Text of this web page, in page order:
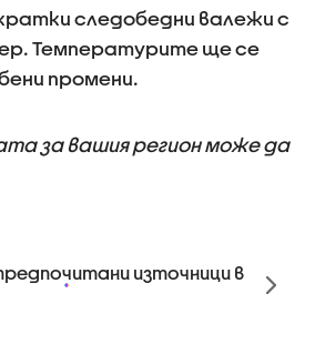
следобедни валежи с
Температурите ще се
промени.
за вашия регион може да
източници в